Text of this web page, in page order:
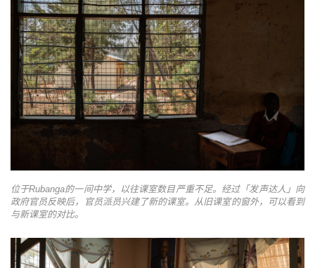
位于Rubanga的一间中学，以往课室数目严重不足。经过「发声达人」向
政府官员反映后，官员派员兴建了新的课室。从旧课室的窗外，可以看到
与新课室的对比。